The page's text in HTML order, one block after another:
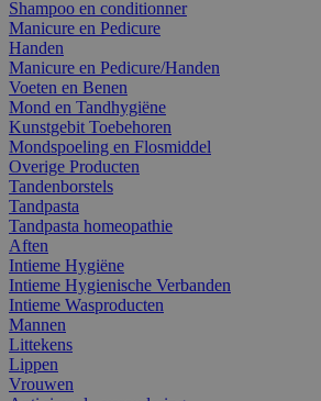
Shampoo en conditionner
Manicure en Pedicure
Handen
Manicure en Pedicure/Handen
Voeten en Benen
Mond en Tandhygiëne
Kunstgebit Toebehoren
Mondspoeling en Flosmiddel
Overige Producten
Tandenborstels
Tandpasta
Tandpasta homeopathie
Aften
Intieme Hygiëne
Intieme Hygienische Verbanden
Intieme Wasproducten
Mannen
Littekens
Lippen
Vrouwen